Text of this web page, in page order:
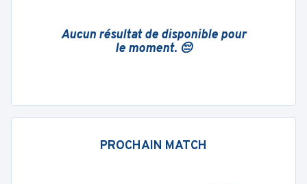
Aucun résultat de disponible pour
le moment. 😔
PROCHAIN MATCH